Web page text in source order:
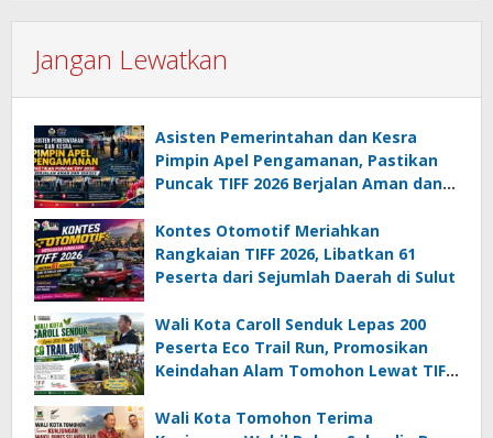
Jangan Lewatkan
Asisten Pemerintahan dan Kesra
Pimpin Apel Pengamanan, Pastikan
Puncak TIFF 2026 Berjalan Aman dan
Kontes Otomotif Meriahkan
Rangkaian TIFF 2026, Libatkan 61
Peserta dari Sejumlah Daerah di Sulut
Wali Kota Caroll Senduk Lepas 200
Peserta Eco Trail Run, Promosikan
Keindahan Alam Tomohon Lewat TIFF
Wali Kota Tomohon Terima